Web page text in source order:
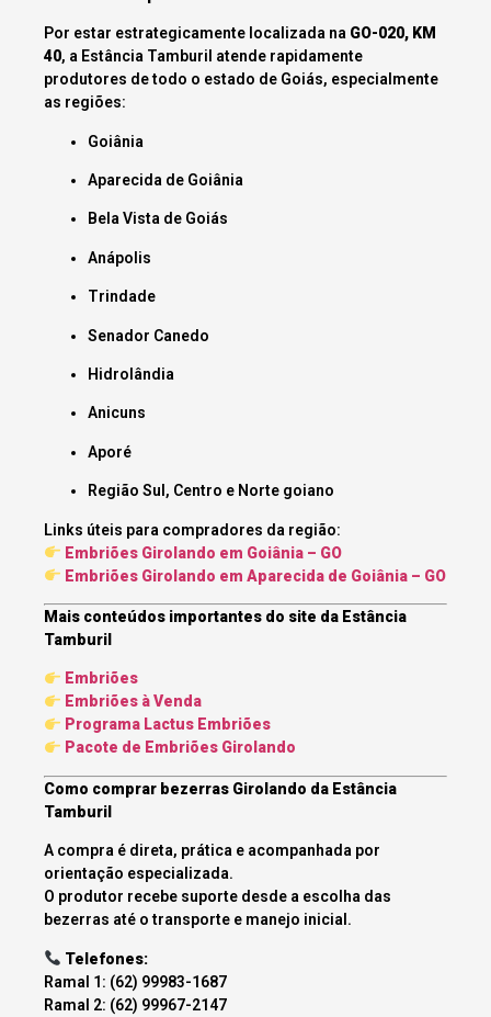
Por estar estrategicamente localizada na GO-020, KM
40, a Estância Tamburil atende rapidamente
produtores de todo o estado de Goiás, especialmente
as regiões:
Goiânia
Aparecida de Goiânia
Bela Vista de Goiás
Anápolis
Trindade
Senador Canedo
Hidrolândia
Anicuns
Aporé
Região Sul, Centro e Norte goiano
Links úteis para compradores da região:
Embriões Girolando em Goiânia – GO
Embriões Girolando em Aparecida de Goiânia – GO
Mais conteúdos importantes do site da Estância
Tamburil
Embriões
Embriões à Venda
Programa Lactus Embriões
Pacote de Embriões Girolando
Como comprar bezerras Girolando da Estância
Tamburil
A compra é direta, prática e acompanhada por
orientação especializada.
O produtor recebe suporte desde a escolha das
bezerras até o transporte e manejo inicial.
Telefones:
Ramal 1: (62) 99983-1687
Ramal 2: (62) 99967-2147